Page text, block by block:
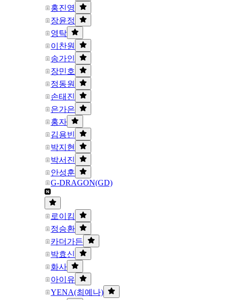
홍진영
장윤정
영탁
이찬원
송가인
장민호
정동원
손태진
은가은
홍자
김용빈
박지현
박서진
안성훈
G-DRAGON(GD)
로이킴
정승환
카더가든
박효신
화사
아이유
YENA(최예나)